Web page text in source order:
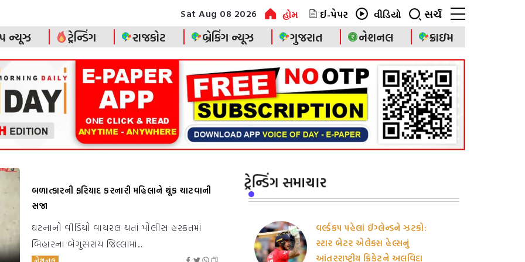
Sat Aug 08 2026 હોમ ઈ-પેપર વીડિયો સર્ચ
ન્યૂઝ ટ્રેન્ડિંગ રાજકોટ બ્રેકિંગ ન્યૂઝ ગુજરાત નેશનલ ક્રાઇમ
બળાત્કારની ફરિયાદ કરનારી મહિલાને થૂંક ચાટવાની
સજા
ઘટનાનો વીડિયો વાયરલ થતાં પોલીસ હરકતમાં
બિહારના બેગુસરાય જિલ્લામાં...
ટ્રેન્ડિંગ સમાચાર
વર્લ્ડકપ પહેલાં ઈંગ્લેન્ડને ઝટકો:
સ્ટાર બેટર એલેક્સ હેલ્સનું
આંતરરાષ્ટ્રીય ક્રિકેટને અલવિદા